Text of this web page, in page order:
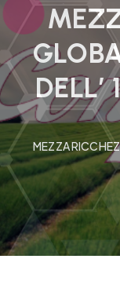
t
e
t
DELL’
MEZZA